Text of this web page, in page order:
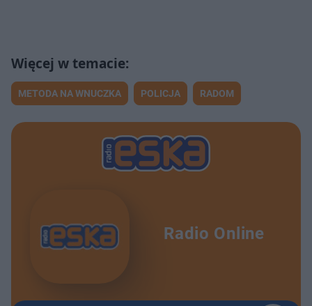
METODA NA WNUCZKA POLICJA RADOM
Radio Online